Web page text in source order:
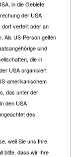
in die Gebiete
der USA
verteilt oder an
Als US-Person gelten
sind
die in
USA organisiert
amerikanischem
das unter der
den USA
des
weil Sie uns Ihre
bitte, dass wir Ihre